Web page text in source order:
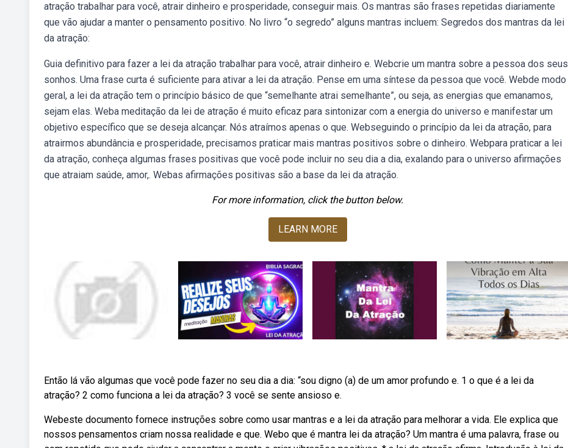
atração trabalhar para você, atrair dinheiro e prosperidade, conseguir mais. Os mantras são frases repetidas diariamente
que vão ajudar a manter o pensamento positivo. No livro “o segredo” alguns mantras incluem: Segredos dos mantras da lei
da atração:
Guia definitivo para fazer a lei da atração trabalhar para você, atrair dinheiro e. Webcrie um mantra sobre a pessoa dos seus
sonhos. Uma frase curta é suficiente para ativar a lei da atração. Pense em uma síntese da pessoa que você. Webde modo
geral, a lei da atração tem o princípio básico de que “semelhante atrai semelhante”, ou seja, as energias que emanamos,
sejam elas. Weba meditação da lei de atração é muito eficaz para sintonizar com a energia do universo e manifestar um
objetivo específico que se deseja alcançar. Nós atraímos apenas o que. Webseguindo o princípio da lei da atração, para
atrairmos abundância e prosperidade, precisamos praticar mais mantras positivos sobre o dinheiro. Webpara praticar a lei
da atração, conheça algumas frases positivas que você pode incluir no seu dia a dia, exalando para o universo afirmações
que atraiam saúde, amor,. Webas afirmações positivas são a base da lei da atração.
For more information, click the button below.
LEARN MORE
Então lá vão algumas que você pode fazer no seu dia a dia: “sou digno (a) de um amor profundo e. 1 o que é a lei da
atração? 2 como funciona a lei da atração? 3 você se sente ansioso e.
Webeste documento fornece instruções sobre como usar mantras e a lei da atração para melhorar a vida. Ele explica que
nossos pensamentos criam nossa realidade e que. Webo que é mantra lei da atração? Um mantra é uma palavra, frase ou